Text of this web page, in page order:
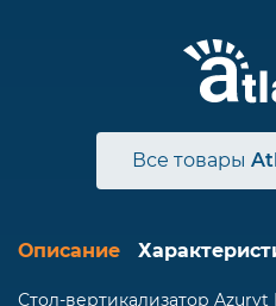
Все товары
Описание
Стол-вертикализатор Azuryt